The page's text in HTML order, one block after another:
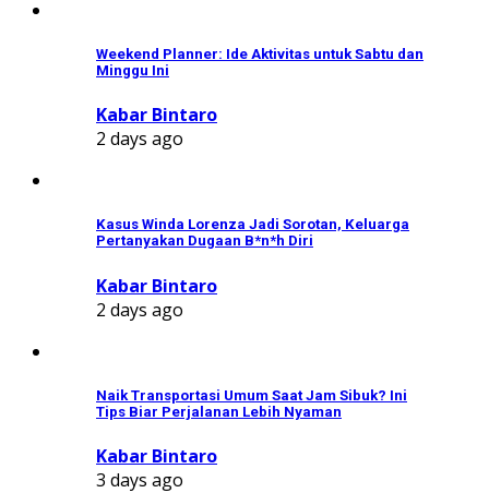
Weekend Planner: Ide Aktivitas untuk Sabtu dan
Minggu Ini
Kabar Bintaro
2 days ago
Kasus Winda Lorenza Jadi Sorotan, Keluarga
Pertanyakan Dugaan B*n*h Diri
Kabar Bintaro
2 days ago
Naik Transportasi Umum Saat Jam Sibuk? Ini
Tips Biar Perjalanan Lebih Nyaman
Kabar Bintaro
3 days ago